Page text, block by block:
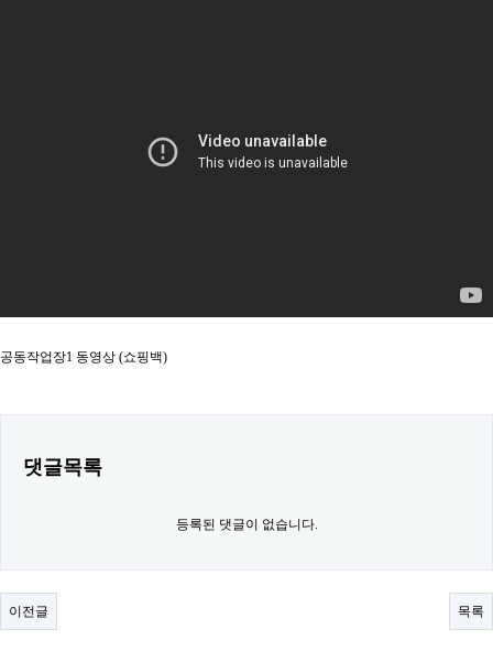
공동작업장1 동영상 (쇼핑백)
댓글목록
등록된 댓글이 없습니다.
이전글 목록